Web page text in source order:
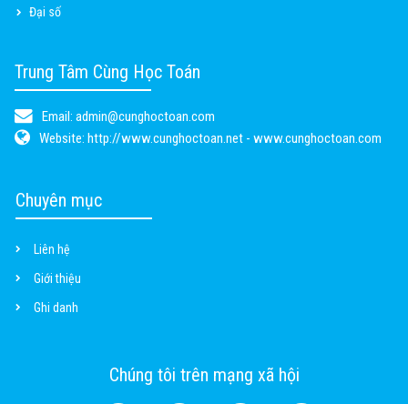
Đại số
Trung Tâm Cùng Học Toán
Email: admin@cunghoctoan.com
Website: http://www.cunghoctoan.net - www.cunghoctoan.com
Chuyên mục
Liên hệ
Giới thiệu
Ghi danh
Chúng tôi trên mạng xã hội